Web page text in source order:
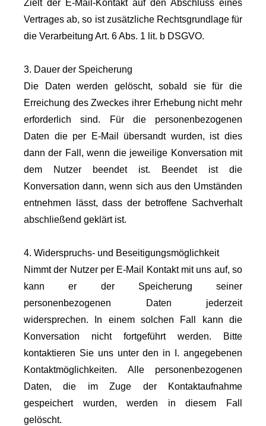
Zielt der E-Mail-Kontakt auf den Abschluss eines
Vertrages ab, so ist zusätzliche Rechtsgrundlage für
die Verarbeitung Art. 6 Abs. 1 lit. b DSGVO.
3. Dauer der Speicherung
Die Daten werden gelöscht, sobald sie für die
Erreichung des Zweckes ihrer Erhebung nicht mehr
erforderlich sind. Für die personenbezogenen
Daten die per E-Mail übersandt wurden, ist dies
dann der Fall, wenn die jeweilige Konversation mit
dem Nutzer beendet ist. Beendet ist die
Konversation dann, wenn sich aus den Umständen
entnehmen lässt, dass der betroffene Sachverhalt
abschließend geklärt ist.
4. Widerspruchs- und Beseitigungsmöglichkeit
Nimmt der Nutzer per E-Mail Kontakt mit uns auf, so
kann er der Speicherung seiner
personenbezogenen Daten jederzeit
widersprechen. In einem solchen Fall kann die
Konversation nicht fortgeführt werden. Bitte
kontaktieren Sie uns unter den in I. angegebenen
Kontaktmöglichkeiten. Alle personenbezogenen
Daten, die im Zuge der Kontaktaufnahme
gespeichert wurden, werden in diesem Fall
gelöscht.